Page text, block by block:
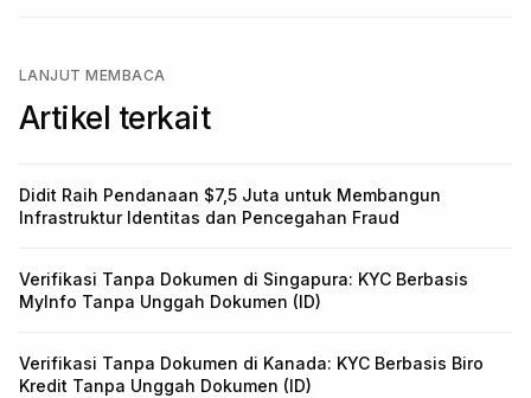
LANJUT MEMBACA
Artikel terkait
Didit Raih Pendanaan $7,5 Juta untuk Membangun
Infrastruktur Identitas dan Pencegahan Fraud
Verifikasi Tanpa Dokumen di Singapura: KYC Berbasis
MyInfo Tanpa Unggah Dokumen (ID)
Verifikasi Tanpa Dokumen di Kanada: KYC Berbasis Biro
Kredit Tanpa Unggah Dokumen (ID)